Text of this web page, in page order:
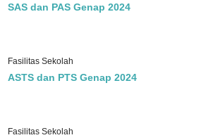
SAS dan PAS Genap 2024
Fasilitas Sekolah
ASTS dan PTS Genap 2024
Fasilitas Sekolah